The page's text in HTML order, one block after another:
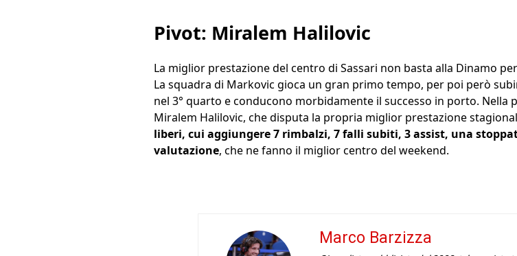
Pivot: Miralem Halilovic
La miglior prestazione del centro di Sassari non basta alla Dinamo
La squadra di Markovic gioca un gran primo tempo, per poi però
nel 3° quarto e conducono morbidamente il successo in porto. Nella
Miralem Halilovic, che disputa la propria miglior prestazione
liberi, cui aggiungere 7 rimbalzi, 7 falli subiti, 3 assist, una
valutazione, che ne fanno il miglior centro del weekend.
Marco Barzizza